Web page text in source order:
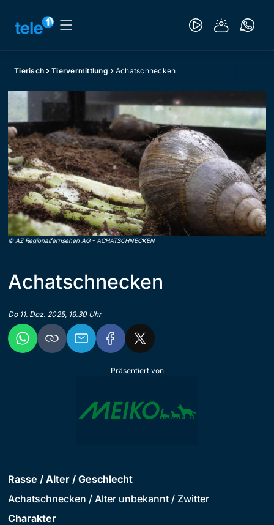
Tierisch Tiervermittlung Achatschnecken
© AZ Regionalfernsehen AG- ACHATSCHNECKEN
Achatschnecken
Do 11. Dez. 2025, 19.30 Uhr
Präsentiert von
Rasse / Alter / Geschlecht
Achatschnecken / Alter unbekannt / Zwitter
Charakter